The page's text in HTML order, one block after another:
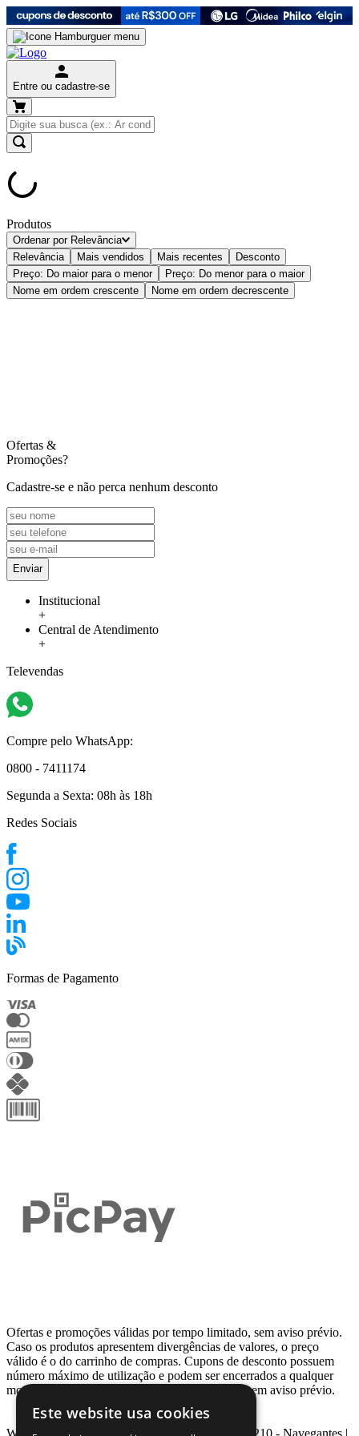
Entre ou cadastre-se
Produtos
Ordenar por Relevância
Relevância
Mais vendidos Mais recentes
Desconto
Preço: Do maior para o menor
Preço: Do menor para o maior
Nome em ordem crescente
Nome em ordem decrescente
Ofertas &
Promoções?
Cadastre-se e não perca nenhum desconto
Enviar
Institucional
+
Central de Atendimento
+
Televendas
Compre pelo WhatsApp:
0800 - 7411174
Segunda a Sexta: 08h às 18h
Redes Sociais
Formas de Pagamento
Ofertas e promoções válidas por tempo limitado, sem aviso prévio.
Caso os produtos apresentem divergências de valores, o preço
válido é o do carrinho de compras. Cupons de desconto possuem
número máximo de utilização e podem ser encerrados a qualquer
momento, de acordo com sua disponibilidade e sem aviso prévio.
Este website usa cookies